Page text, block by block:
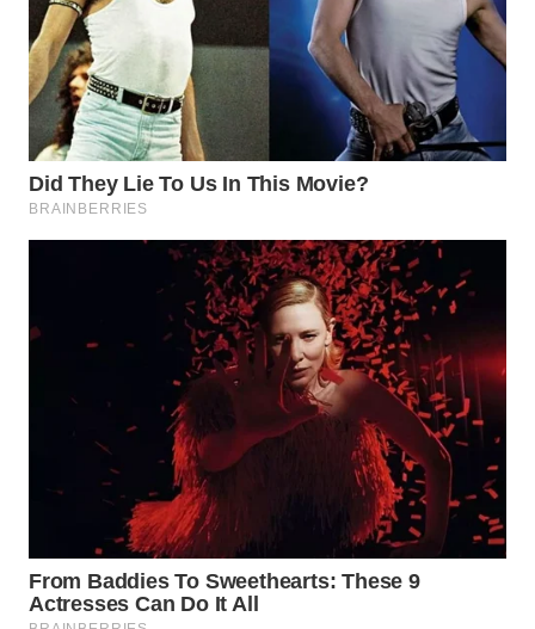
WN
PADANG
LAWAS
WN
SUMEDANG
WN
CIANJUR
SERIBU
TANGERANG
WN
CIREBON